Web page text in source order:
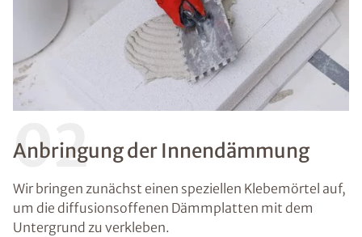
02
Anbringung der Innendämmung
Wir bringen zunächst einen speziellen Klebemörtel auf,
um die diffusionsoffenen Dämmplatten mit dem
Untergrund zu verkleben.